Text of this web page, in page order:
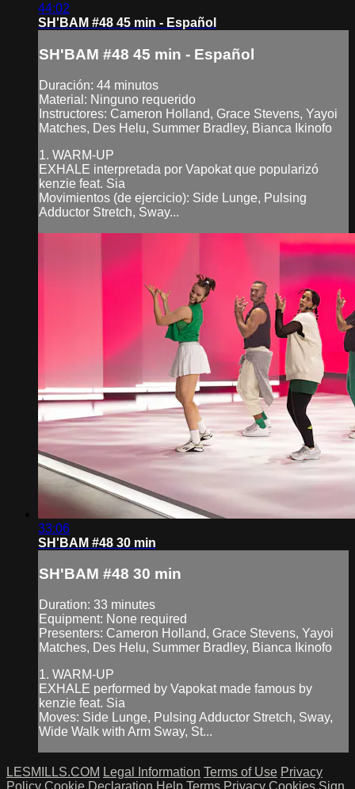
44:02
SH'BAM #48 45 min - Español
SH'BAM #48 45 min - Español
Duración: 44 minutos
Material: Ninguno requerido
Instructores: Cameron Holland, Grace Stevens, Yayoi
Matches, Des Helu, Summer Bradley, Bianca Ikinofo
1. WARM-UP
EXHALE interpretada por Vapokat que popularizó
kenzie feat. Sia
Movimientos (de ejercicio): Side Lunge, Pulsing
Adductor Stretch, Sway...
33:06
SH'BAM #48 30 min
SH'BAM #48 30 min
Duration: 33 minutes
Equipment: None required
Presenters: Cameron Holland, Grace Stevens, Yayoi
Matches, Des Helu, Summer Bradley, Bianca Ikinofo
1. WARM-UP
EXHALE performed by Vapokat made famous by
kenzie feat. Sia
Moves: Side Lunge, Pulsing Adductor Stretch, Sway,
Wide Walk with Arm Sway, St...
LESMILLS.COM Legal Information Terms of Use Privacy
Policy Cookie Declaration Help Terms Privacy Cookies Sign